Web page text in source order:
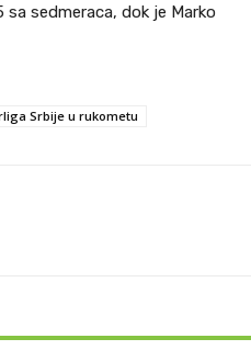
sedmeraca, dok je Marko
Srbije u rukometu